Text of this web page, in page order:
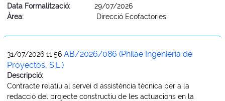
Data Formalització:
29/07/2026
Àrea:
Direcció Ecofactories
31/07/2026 11:56 AB/2026/086 (Philae Ingeniería de
Proyectos, S.L.)
Descripció:
Contracte relatiu al servei d assistència tècnica per a la
redacció del projecte constructiu de les actuacions en la